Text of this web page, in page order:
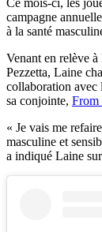
campagne
à la santé
Venant en relève
Pezzetta, Laine
collaboration avec
sa conjointe, From
« Je vais me
masculine et
a indiqué Laine